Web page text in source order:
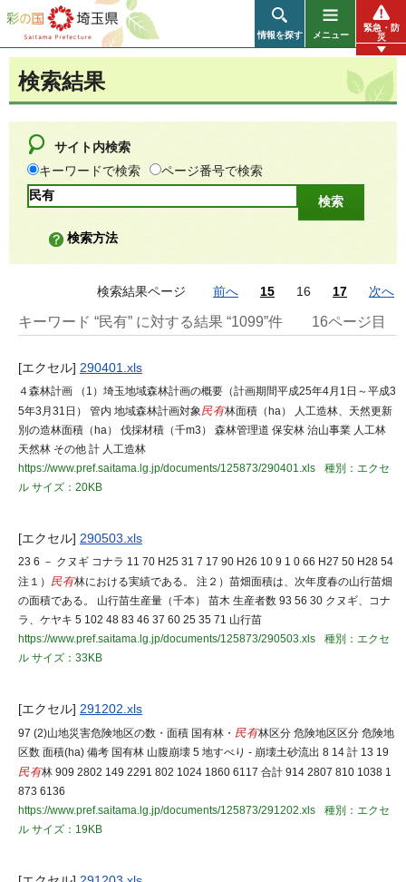
彩の国 埼玉県
情報を探す メニュー
緊急・防
災
検索結果
サイト内検索
キーワードで検索
ページ番号で検索
検索方法
検索結果ページ 前へ 15 16 17 次へ
キーワード “民有” に対する結果 “1099”件 16ページ目
[エクセル] 290401.xls
４森林計画 （1）埼玉地域森林計画の概要（計画期間平成25年4月1日～平成3
5年3月31日） 管内 地域森林計画対象民有林面積（ha） 人工造林、天然更新
別の造林面積（ha） 伐採材積（千m3） 森林管理道 保安林 治山事業 人工林
天然林 その他 計 人工造林
https://www.pref.saitama.lg.jp/documents/125873/290401.xls
種別：エクセ
ル サイズ：20KB
[エクセル] 290503.xls
23 6 － クヌギ コナラ 11 70 H25 31 7 17 90 H26 10 9 1 0 66 H27 50 H28 54
注１） 民有林における実績である。 注２）苗畑面積は、次年度春の山行苗畑
の面積である。 山行苗生産量（千本） 苗木 生産者数 93 56 30 クヌギ、コナ
ラ、ケヤキ 5 102 48 83 46 37 60 25 35 71 山行苗
https://www.pref.saitama.lg.jp/documents/125873/290503.xls
種別：エクセ
ル サイズ：33KB
[エクセル] 291202.xls
97 (2)山地災害危険地区の数・面積 国有林・ 民有林区分 危険地区区分 危険地
区数 面積(ha) 備考 国有林 山腹崩壊 5 地すべり - 崩壊土砂流出 8 14 計 13 19
民有林 909 2802 149 2291 802 1024 1860 6117 合計 914 2807 810 1038 1
873 6136
https://www.pref.saitama.lg.jp/documents/125873/291202.xls
種別：エクセ
ル サイズ：19KB